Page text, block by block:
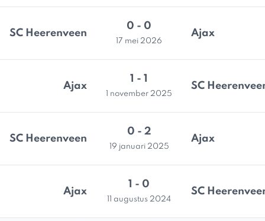
SC Heerenveen
0 - 0
17 mei 2026
Ajax
Ajax
1 - 1
1 november 2025
SC
SC Heerenveen
0 - 2
19 januari 2025
Ajax
Ajax
1 - 0
11 augustus 2024
SC